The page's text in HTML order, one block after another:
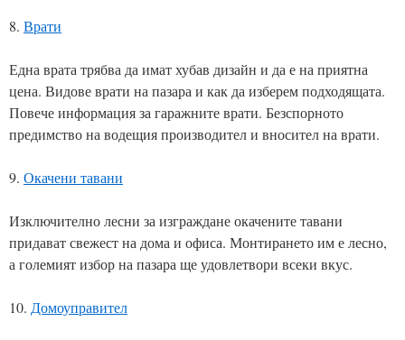
8. Врати
Една врата трябва да имат хубав дизайн и да е на приятна
цена. Видове врати на пазара и как да изберем подходящата.
Повече информация за гаражните врати. Безспорното
предимство на водещия производител и вносител на врати.
9. Окачени тавани
Изключително лесни за изграждане окачените тавани
придават свежест на дома и офиса. Монтирането им е лесно,
а големият избор на пазара ще удовлетвори всеки вкус.
10. Домоуправител